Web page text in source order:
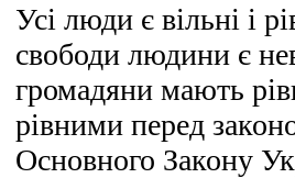
Усі люди є вільні і
свободи людини є
громадяни мають
рівними перед
Основного Закону